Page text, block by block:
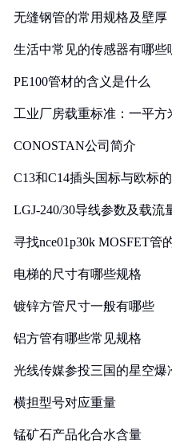
无缝钢管的常用规格及壁厚
生活中常见的传感器有哪些
PE100管材的含义是什么
工业厂房载重标准：一平方
CONOSTAN公司简介
C13和C14插头国标与欧标
LGJ-240/30导线参数及载流
寻找nce01p30k MOSFET管
电梯的尺寸有哪些规格
镀锌方管尺寸一般有哪些
铝方管有哪些常见规格
光线传媒参投三国的星空爆
横担型号对应重量
锰矿石产品化合水含量